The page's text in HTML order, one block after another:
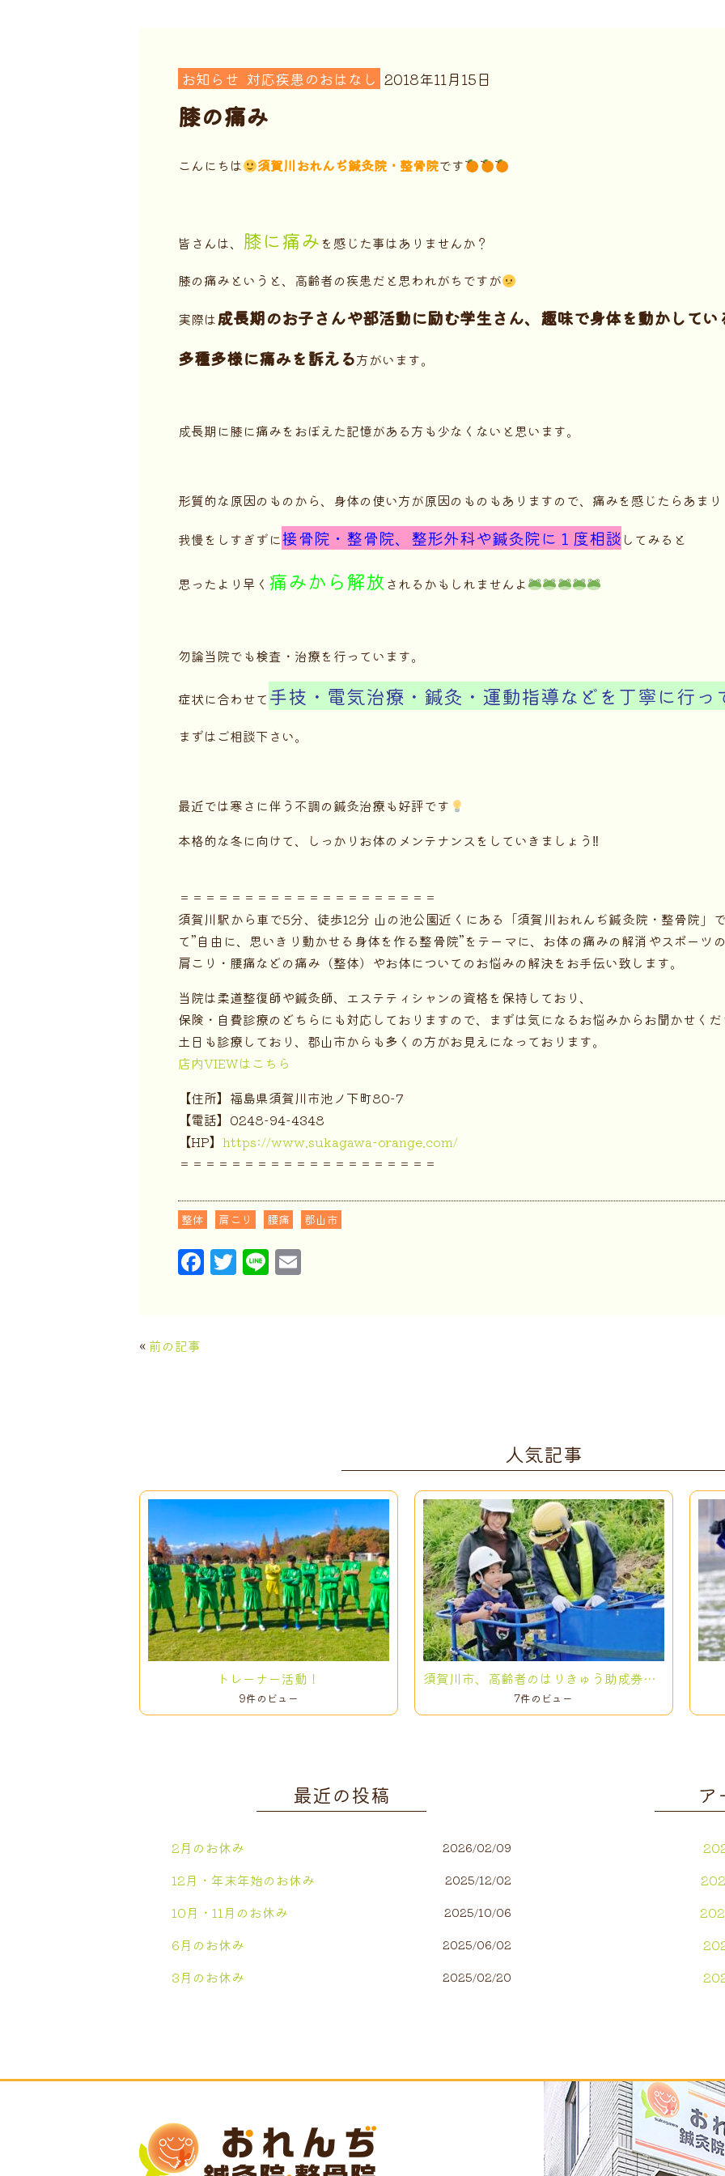
お知らせ 対応疾患のおはなし 2018年11月15日
膝の痛み
こんにちは 須賀川おれんぢ鍼灸院・整骨院です
皆さんは、 膝に痛みを感じた事はありませんか？
膝の痛みというと、高齢者の疾患だと思われがちですが
実際は成長期のお子さんや部活動に励む学生さん、趣味で身体を動かして
多種多様に痛みを訴える方がいます。
成長期に膝に痛みをおぼえた記憶がある方も少なくないと思います。
形質的な原因のものから、身体の使い方が原因のものもありますので、痛みを感じたらあまり
我慢をしすぎずに接骨院・整骨院、整形外科や鍼灸院に１度相談 してみると
思ったより早く 痛みから解放されるかもしれませんよ
勿論当院でも検査・治療を行っています。
症状に合わせて 手技・電気治療・鍼灸・運動指導などを丁寧に行っ
まずはご相談下さい。
最近では寒さに伴う不調の鍼灸治療も好評です
本格的な冬に向けて、しっかりお体のメンテナンスをしていきましょう‼
＝＝＝＝＝＝＝＝＝＝＝＝＝＝＝＝＝＝＝＝
須賀川駅から車で5分、徒歩12分 山の池公園近くにある「須賀川おれんぢ鍼灸院・整骨院」
て”自由に、思いきり動かせる身体を作る整骨院”をテーマに、お体の痛みの解消やスポーツ
肩こり・腰痛などの痛み（整体）やお体についてのお悩みの解決をお手伝い致します。
当院は柔道整復師や鍼灸師、エステティシャンの資格を保持しており、
保険・自費診療のどちらにも対応しておりますので、まずは気になるお悩みからお聞かせくだ
土日も診療しており、郡山市からも多くの方がお見えになっております。
店内VIEWはこちら
【住所】福島県須賀川市池ノ下町80-7
【電話】0248-94-4348
【HP】 https://www.sukagawa-orange.com/
＝＝＝＝＝＝＝＝＝＝＝＝＝＝＝＝＝＝＝＝
整体 肩こり 腰痛 郡山市
F
a
T
w
Li
n
« 前の記事
人気記事
トレーナー活動！
9件のビュー
須賀川市、高齢者のはりきゅう助成券が利用できるようになりました！
7件のビュー
最近の投稿
2月のお休み 2026/02/09
12月・年末年始のお休み 2025/12/02
10月・11月のお休み 2025/10/06
6月のお休み 2025/06/02
3月のお休み 2025/02/20
ア